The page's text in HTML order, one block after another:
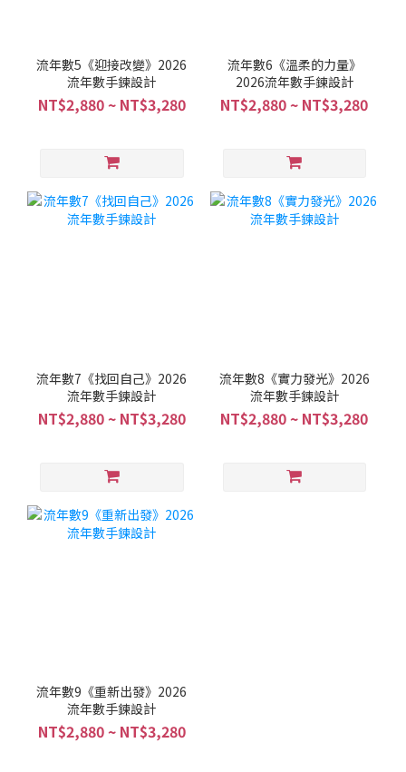
流年數5《迎接改變》2026
流年數手鍊設計
NT$2,880 ~ NT$3,280
流年數6《溫柔的力量》
2026流年數手鍊設計
NT$2,880 ~ NT$3,280
流年數7《找回自己》2026
流年數手鍊設計
NT$2,880 ~ NT$3,280
流年數8《實力發光》2026
流年數手鍊設計
NT$2,880 ~ NT$3,280
流年數9《重新出發》2026
流年數手鍊設計
NT$2,880 ~ NT$3,280